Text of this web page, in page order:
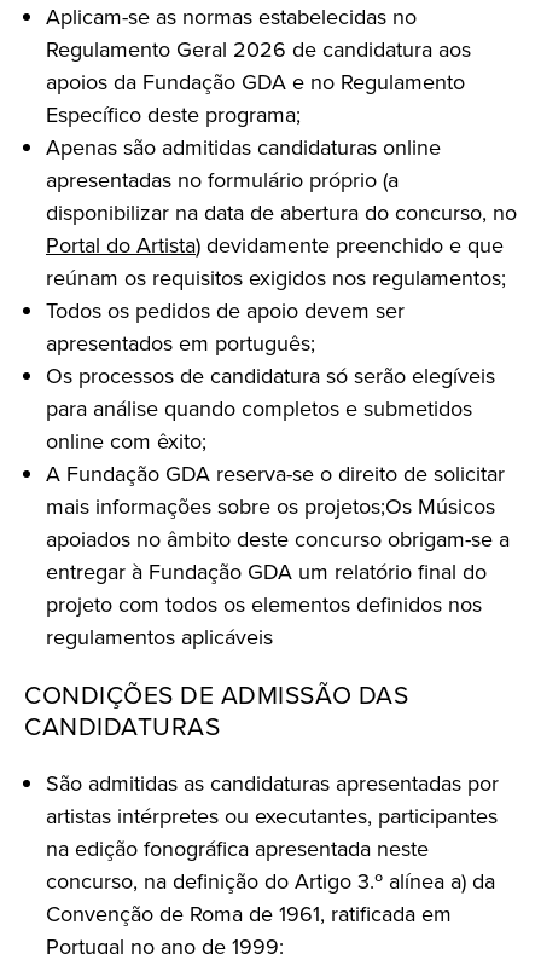
Aplicam-se as normas estabelecidas no
Regulamento Geral 2026 de candidatura aos
apoios da Fundação GDA e no Regulamento
Específico deste programa;
Apenas são admitidas candidaturas online
apresentadas no formulário próprio (a
disponibilizar na data de abertura do concurso, no
Portal do Artista) devidamente preenchido e que
reúnam os requisitos exigidos nos regulamentos;
Todos os pedidos de apoio devem ser
apresentados em português;
Os processos de candidatura só serão elegíveis
para análise quando completos e submetidos
online com êxito;
A Fundação GDA reserva-se o direito de solicitar
mais informações sobre os projetos;Os Músicos
apoiados no âmbito deste concurso obrigam-se a
entregar à Fundação GDA um relatório final do
projeto com todos os elementos definidos nos
regulamentos aplicáveis
CONDIÇÕES DE ADMISSÃO DAS
CANDIDATURAS
São admitidas as candidaturas apresentadas por
artistas intérpretes ou executantes, participantes
na edição fonográfica apresentada neste
concurso, na definição do Artigo 3.º alínea a) da
Convenção de Roma de 1961, ratificada em
Portugal no ano de 1999: